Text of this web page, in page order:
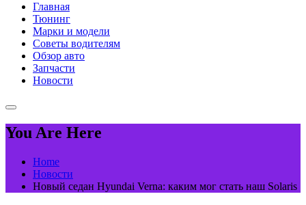
Главная
Тюнинг
Марки и модели
Советы водителям
Обзор авто
Запчасти
Новости
You Are Here
Home
Новости
Новый седан Hyundai Verna: каким мог стать наш Solaris